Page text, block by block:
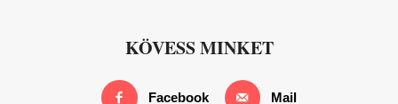
KÖVESS MINKET
Facebook Mail